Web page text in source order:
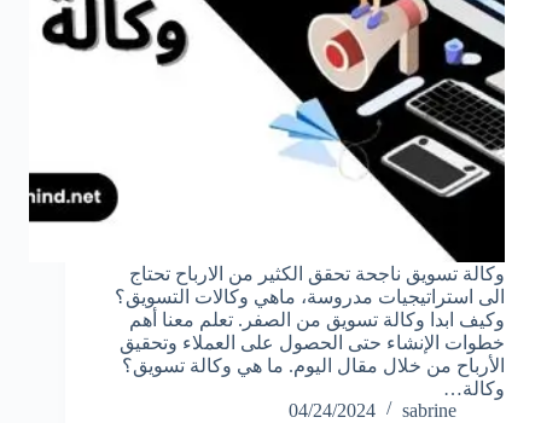
وكالة تسويق ناجحة تحقق الكثير من الارباح تحتاج
الى استراتيجيات مدروسة، ماهي وكالات التسويق؟
وكيف ابدا وكالة تسويق من الصفر. تعلم معنا أهم
خطوات الإنشاء حتى الحصول على العملاء وتحقيق
الأرباح من خلال مقال اليوم. ما هي وكالة تسويق؟
وكالة…
sabrine
04/24/2024